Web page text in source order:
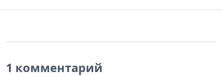
1 комментарий